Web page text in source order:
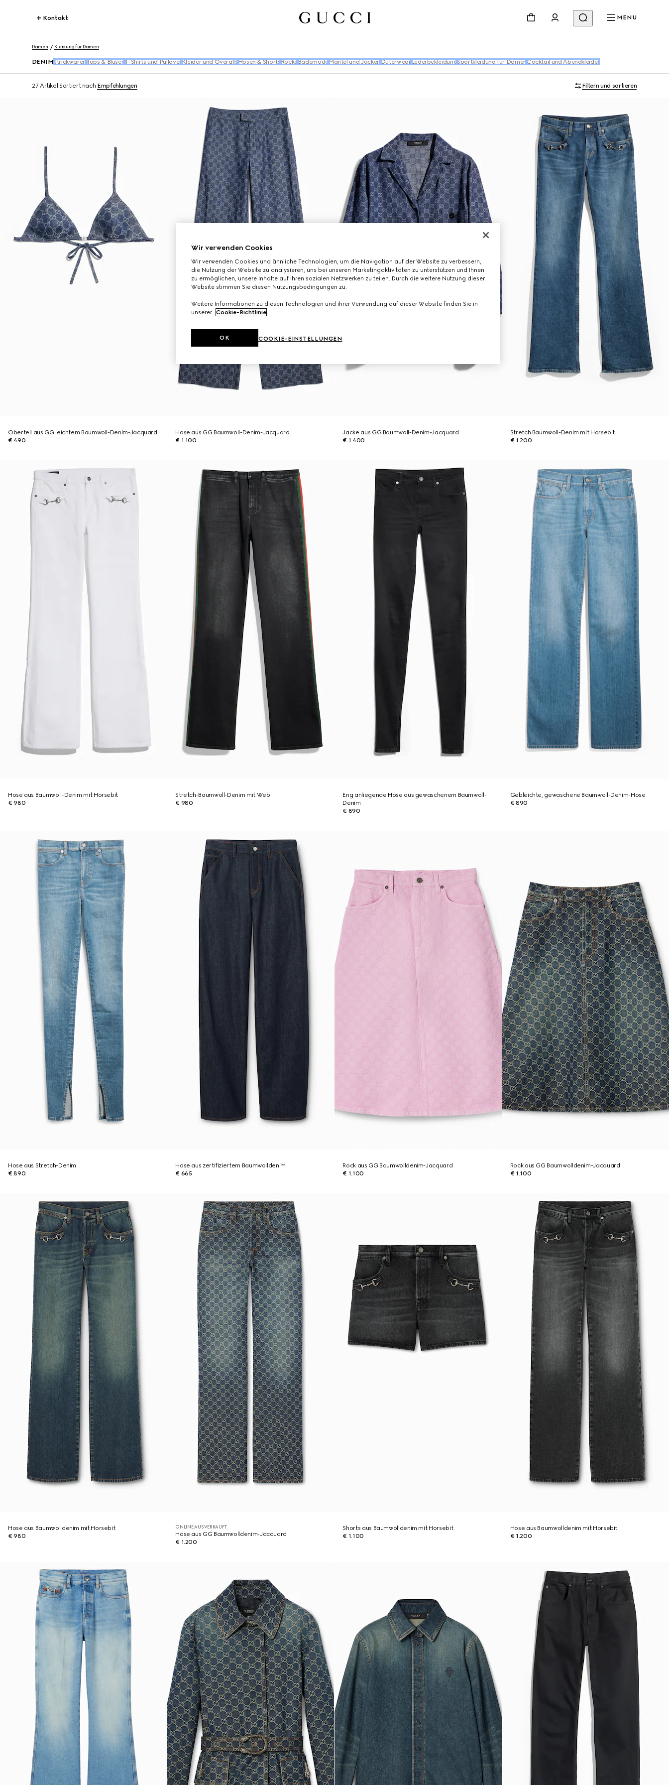
Kontakt MENU
Damen Kleidung für Damen
DENIM Strickwaren Tops & Blusen​ T-Shirts und Pullover Kleider und Overalls Hosen & Shorts Röcke Bademode Mäntel und Jacken Outerwear Lederbekleidung Sportkleidung für Damen Cocktail und Abendkleider
27 Artikel Sortiert nach Empfehlungen Filtern und sortieren
Oberteil aus GG leichtem Baumwoll-Denim-Jacquard
€ 490
Hose aus GG Baumwoll-Denim-Jacquard
€ 1.100
Jacke aus GG Baumwoll-Denim-Jacquard
€ 1.400
Stretch Baumwoll-Denim mit Horsebit
€ 1.200
Hose aus Baumwoll-Denim mit Horsebit
€ 980
Stretch-Baumwoll-Denim mit Web
€ 980
Eng anliegende Hose aus gewaschenem Baumwoll-
Denim
€ 890
Gebleichte, gewaschene Baumwoll-Denim-Hose
€ 890
Hose aus Stretch-Denim
€ 890
Hose aus zertifiziertem Baumwolldenim
€ 665
Rock aus GG Baumwolldenim-Jacquard
€ 1.100
Rock aus GG Baumwolldenim-Jacquard
€ 1.100
Hose aus Baumwolldenim mit Horsebit
€ 980
ONLINE AUSVERKAUFT
Hose aus GG Baumwolldenim-Jacquard
€ 1.200
Shorts aus Baumwolldenim mit Horsebit
€ 1.100
Hose aus Baumwolldenim mit Horsebit
€ 1.200
Wir verwenden Cookies
Wir verwenden Cookies und ähnliche Technologien, um die Navigation auf der Website zu verbessern,
die Nutzung der Website zu analysieren, uns bei unseren Marketingaktivitäten zu unterstützen und Ihnen
zu ermöglichen, unsere Inhalte auf Ihren sozialen Netzwerken zu teilen. Durch die weitere Nutzung dieser
Website stimmen Sie diesen Nutzungsbedingungen zu.
Weitere Informationen zu diesen Technologien und ihrer Verwendung auf dieser Website finden Sie in
unserer Cookie-Richtlinie.
COOKIE-EINSTELLUNGEN
OK